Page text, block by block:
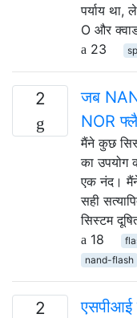
पर्याय
O और
23
2
जब
NOR
मैंने कुछ
का उपयोग
एक नंद।
सही
सिस्टम
18
nand-flash
2 एसपीआई